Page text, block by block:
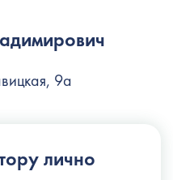
9а
лично